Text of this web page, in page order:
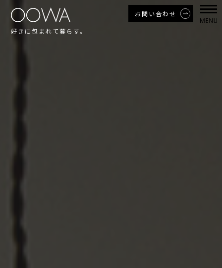
お問い合わせ
好きに包まれて暮らす。